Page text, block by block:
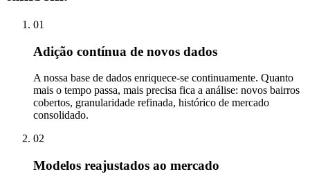
01
Adição contínua de novos dados
A nossa base de dados enriquece-se continuamente. Quanto
mais o tempo passa, mais precisa fica a análise: novos bairros
cobertos, granularidade refinada, histórico de mercado
consolidado.
02
Modelos reajustados ao mercado